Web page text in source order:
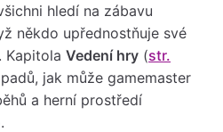
hledí na zábavu
někdo upřednostňuje své
Kapitola Vedení hry (str.
jak může gamemaster
a herní prostředí